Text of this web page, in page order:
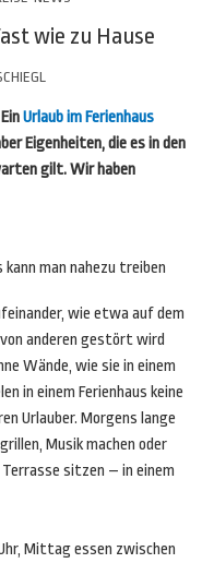
wie zu Hause
Urlaub im Ferienhaus
Eigenheiten, die es in den
gilt. Wir haben
kann man nahezu treiben
wie etwa auf dem
anderen gestört wird
Wände, wie sie in einem
in einem Ferienhaus keine
Urlauber. Morgens lange
Musik machen oder
sitzen – in einem
Mittag essen zwischen